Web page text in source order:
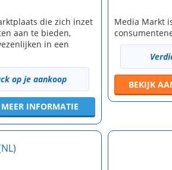
die zich inzet
aan te bieden,
in een
op je aankoop
MEER INFORMATIE
Media Markt
BEKIJK